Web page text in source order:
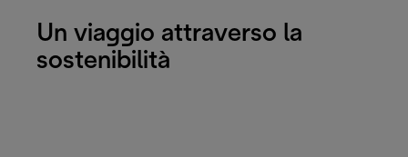
Un viaggio attraverso la
sostenibilità